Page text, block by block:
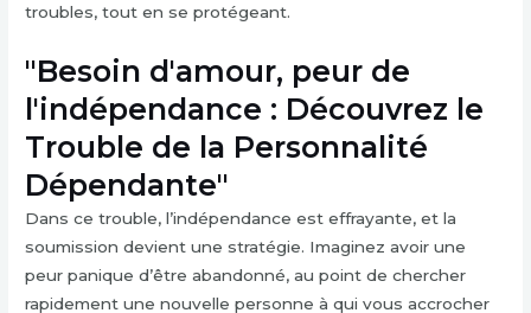
troubles, tout en se protégeant.
"Besoin d'amour, peur de
l'indépendance : Découvrez le
Trouble de la Personnalité
Dépendante"
Dans ce trouble, l’indépendance est effrayante, et la
soumission devient une stratégie. Imaginez avoir une
peur panique d’être abandonné, au point de chercher
rapidement une nouvelle personne à qui vous accrocher